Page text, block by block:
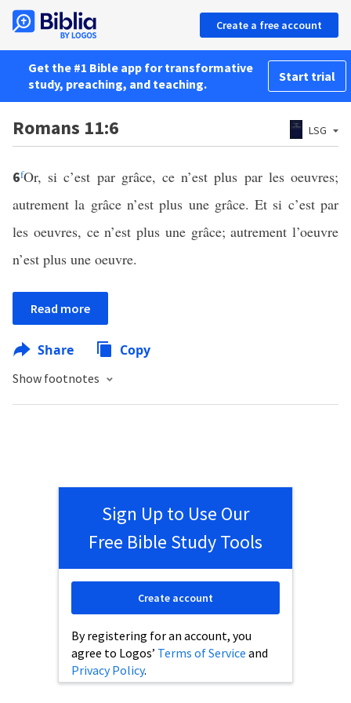
Create a free account
Get the #1 Bible app for transformative
study, preaching, and teaching.
Start trial
Romans 11:6 LSG
6fOr, si c’est par grâce, ce n’est plus par les oeuvres;
autrement la grâce n’est plus une grâce. Et si c’est par
les oeuvres, ce n’est plus une grâce; autrement l’oeuvre
n’est plus une oeuvre.
Read more
Share Copy
Show footnotes
Sign Up to Use Our
Free Bible Study Tools
By registering for an account, you
agree to Logos’ Terms of Service and
Privacy Policy.
Create account